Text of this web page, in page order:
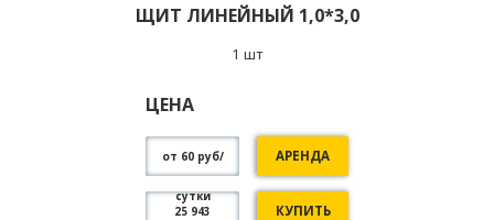
ЩИТ ЛИНЕЙНЫЙ 1,0*3,0
1 шт
ЦЕНА
от 60 руб/
сутки
АРЕНДА
25 943 КУПИТЬ